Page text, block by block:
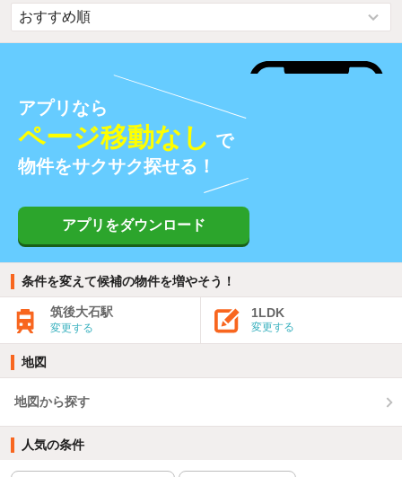
アプリなら
ページ移動なし で
物件をサクサク探せる！
アプリをダウンロード
条件を変えて候補の物件を増やそう！
筑後大石駅
変更する
1LDK
変更する
地図
地図から探す
人気の条件